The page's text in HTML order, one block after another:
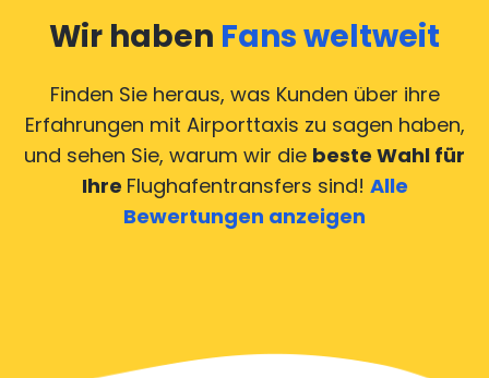
Wir haben Fans weltweit
Finden Sie heraus, was Kunden über ihre
Erfahrungen mit Airporttaxis zu sagen haben,
und sehen Sie, warum wir die beste Wahl für
Ihre Flughafentransfers sind! Alle
Bewertungen anzeigen